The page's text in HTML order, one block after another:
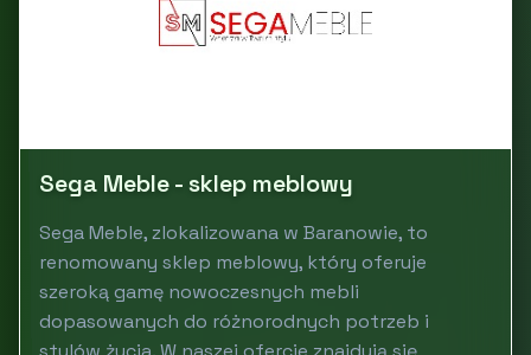
Sega Meble - sklep meblowy
Sega Meble, zlokalizowana w Baranowie, to
renomowany sklep meblowy, który oferuje
szeroką gamę nowoczesnych mebli
dopasowanych do różnorodnych potrzeb i